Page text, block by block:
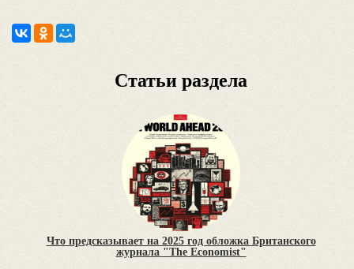
Статьи раздела
Что предсказывает на 2025 год обложка Британского
журнала "The Economist"